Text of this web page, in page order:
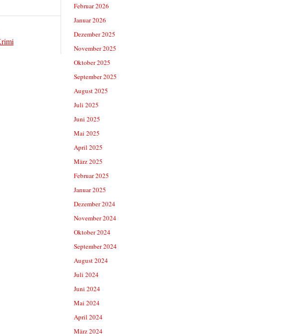
Februar 2026
Januar 2026
Dezember 2025
November 2025
Oktober 2025
September 2025
August 2025
Juli 2025
Juni 2025
Mai 2025
April 2025
März 2025
Februar 2025
Januar 2025
Dezember 2024
November 2024
Oktober 2024
September 2024
August 2024
Juli 2024
Juni 2024
Mai 2024
April 2024
März 2024